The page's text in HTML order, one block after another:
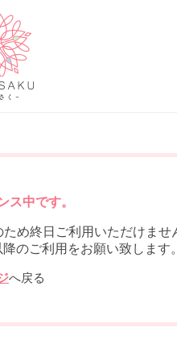
ス中です。
め終日ご利用いただけませ
のご利用をお願い致します
へ戻る